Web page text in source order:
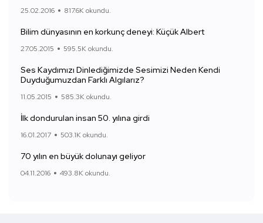
25.02.2016 817.6K okundu.
Bilim dünyasının en korkunç deneyi: Küçük Albert
27.05.2015 595.5K okundu.
Ses Kaydımızı Dinlediğimizde Sesimizi Neden Kendi
Duyduğumuzdan Farklı Algılarız?
11.05.2015 585.3K okundu.
İlk dondurulan insan 50. yılına girdi
16.01.2017 503.1K okundu.
70 yılın en büyük dolunayı geliyor
04.11.2016 493.8K okundu.